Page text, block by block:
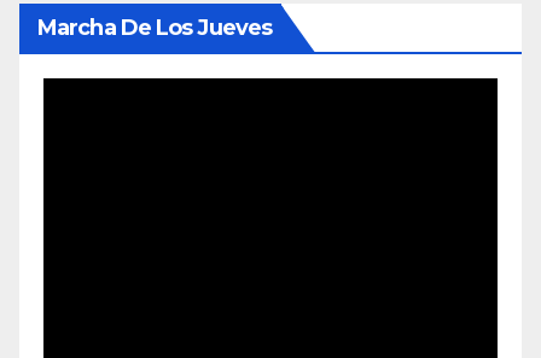
Marcha De Los Jueves